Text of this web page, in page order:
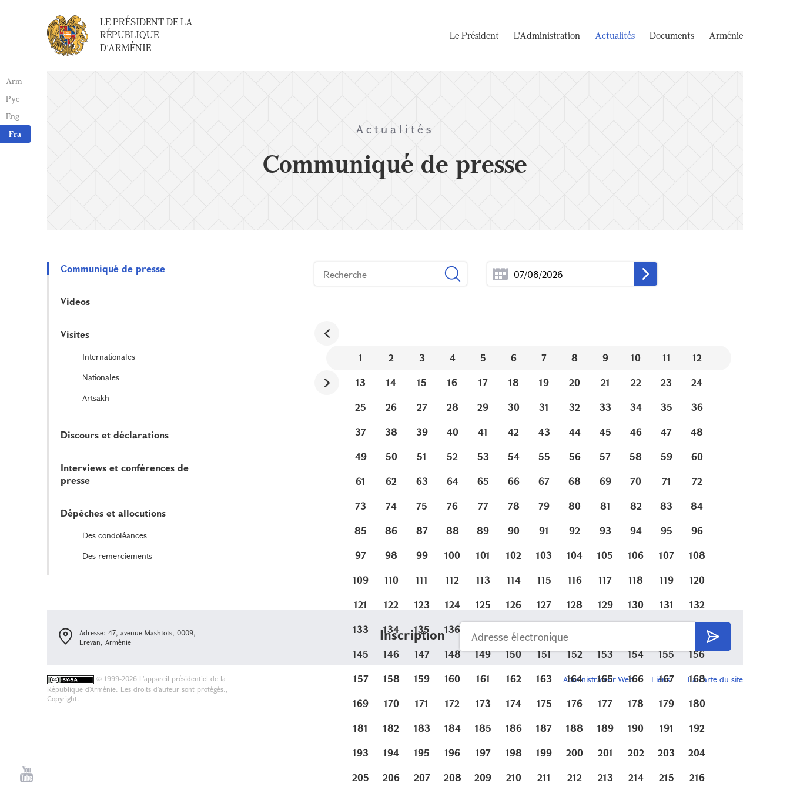
Arm
Рус
Eng
Fra
LE PRÉSIDENT DE LA
RÉPUBLIQUE
D'ARMÉNIE
Le Président L'Administration Actualités Documents Arménie
Actualités
Communiqué de presse
Communiqué de presse
Videos
Visites
Internationales
Nationales
Artsakh
Discours et déclarations
Interviews et conférences de
presse
Dépêches et allocutions
Des condoléances
Des remerciements
1 2 3 4 5 6 7 8 9 10 11
12
13
14 15 16 17 18 19 20 21 22 23
24
25
26 27 28 29 30 31 32 33 34 35
36
37
38 39 40 41 42 43 44 45 46 47
48
49
50 51 52 53 54 55 56 57 58 59
60
61
62 63 64 65 66 67 68 69 70 71
72
73
74 75 76 77 78 79 80 81 82 83
84
85
86 87 88 89 90 91 92 93 94 95
96
97
98 99 100 101 102 103 104 105 106 107
108
109
110 111 112 113 114 115 116 117 118 119
120
121
122 123 124 125 126 127 128 129 130 131
132
133
134 135 136
145
146 147 148 149 150 151 152 153 154 155
156
157
158 159 160 161 162 163 164 165 166 167
168
169
170 171 172 173 174 175 176 177 178 179
180
181
182 183 184 185 186 187 188 189 190 191
192
193
194 195 196 197 198 199 200 201 202 203
204
205
206 207 208 209 210 211 212 213 214 215 216
Inscription
Adresse: 47, avenue Mashtots, 0009,
Erevan, Arménie
Administrateur Web Liens La carte du site
© 1999-2026 L'appareil présidentiel de la
République d'Arménie. Les droits d'auteur sont protégés.,
Copyright.